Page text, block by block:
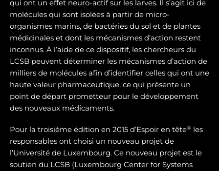
qui ont un effet neuro-actif sur les larves. Il s’agit ici de
molécules qui sont isolées à partir de micro-
organismes marins, de bactéries du sol et de plantes
médicinales et dont les mécanismes d’action restent
inconnus. À l’aide de ce dispositif, les chercheurs du
LCSB peuvent déterminer les mécanismes d’action de
milliers de molécules afin d’identifier celles qui ont une
haute valeur pharmaceutique, ce qui présente un
point de départ prometteur pour le développement
des nouveaux médicaments.
Pour la troisième édition en 2015 d’Espoir en tête® les
responsables ont choisi un nouveau projet de
l’Université de Luxembourg. Ce nouveau projet est le
soutien du LCSB (Luxembourg Center for Systems